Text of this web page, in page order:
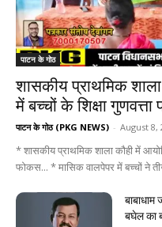
पाटन के गोठ
शासकीय प्राथमिक
में बच्चों के शिक्षा
पाटन के गोठ (PKG NEWS) - August 8,
* शासकीय प्राथमिक शाला कौही में
फोकस... * मासिक वालपेपर में बच्चों ने
बघेल का